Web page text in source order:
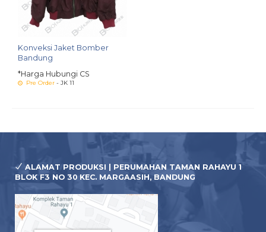
Konveksi Jaket Bomber
Bandung
*Harga Hubungi CS
Pre Order - JK 11
ALAMAT PRODUKSI | PERUMAHAN TAMAN RAHAYU 1
BLOK F3 NO 30 KEC. MARGAASIH, BANDUNG